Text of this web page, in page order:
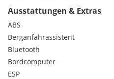
Regensensor
Lichtsensor
Digitaler (virtueller) Bildschirm
Ausstattungen & Extras
ABS
Berganfahrassistent
Bluetooth
Bordcomputer
ESP